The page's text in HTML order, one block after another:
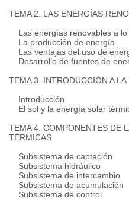
TEMA 2. LAS ENERGÍAS
Las energías renovables a lo
La producción de energía
Las ventajas del uso de
Desarrollo de fuentes de
TEMA 3. INTRODUCCIÓN A
Introducción
El sol y la energía solar
TEMA 4. COMPONENTES DE
TÉRMICAS
Subsistema de captación
Subsistema hidráulico
Subsistema de intercambio
Subsistema de acumulación
Subsistema de control